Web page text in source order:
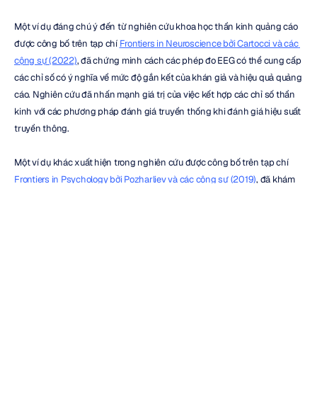
Một ví dụ đáng chú ý đến từ nghiên cứu khoa học thần kinh quảng cáo
được công bố trên tạp chí Frontiers in Neuroscience bởi Cartocci và các
cộng sự (2022), đã chứng minh cách các phép đo EEG có thể cung cấp
các chỉ số có ý nghĩa về mức độ gắn kết của khán giả và hiệu quả quảng
cáo. Nghiên cứu đã nhấn mạnh giá trị của việc kết hợp các chỉ số thần
kinh với các phương pháp đánh giá truyền thống khi đánh giá hiệu suất
truyền thông.
Một ví dụ khác xuất hiện trong nghiên cứu được công bố trên tạp chí
Frontiers in Psychology bởi Pozharliev và các cộng sự (2019), đã khám